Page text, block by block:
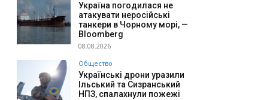
Україна погодилася не
атакувати неросійські
танкери в Чорному морі, —
Bloomberg
08.08.2026
Общество
Українські дрони уразили
Ільський та Сизранський
НПЗ, спалахнули пожежі